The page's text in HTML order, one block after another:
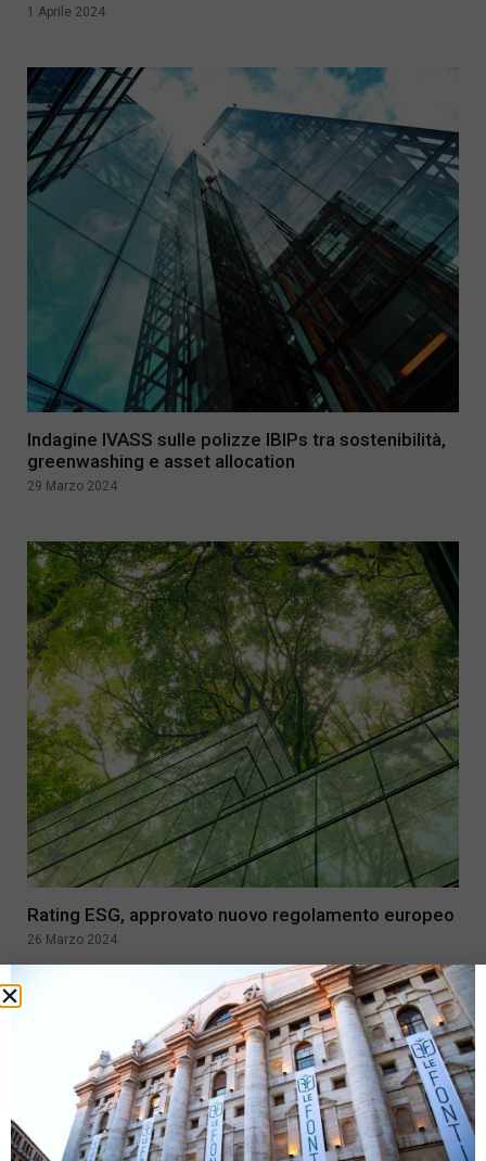
1 Aprile 2024
Indagine IVASS sulle polizze IBIPs tra sostenibilità,
greenwashing e asset allocation
29 Marzo 2024
Rating ESG, approvato nuovo regolamento europeo
26 Marzo 2024